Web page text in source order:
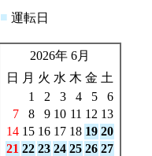
■ 運転日
2026年 6月
日
月 火 水 木 金 土
1
2 3 4 5
6
7
8 9 10 11 12 13
14 15 16 17 18 19 20
21 22 23 24 25 26 27